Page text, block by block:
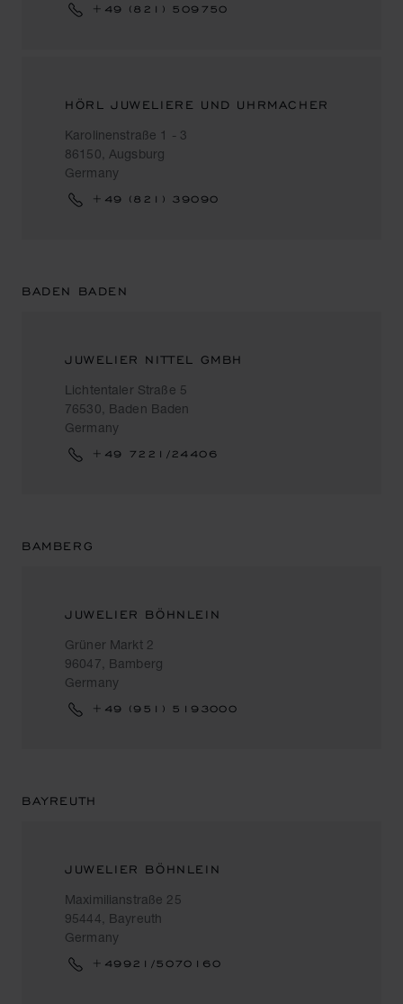
+49 (821) 509750
HÖRL JUWELIERE UND UHRMACHER
Karolinenstraße 1 - 3
86150, Augsburg
Germany
+49 (821) 39090
BADEN BADEN
JUWELIER NITTEL GMBH
Lichtentaler Straße 5
76530, Baden Baden
Germany
+49 7221/24406
BAMBERG
JUWELIER BÖHNLEIN
Grüner Markt 2
96047, Bamberg
Germany
+49 (951) 5193000
BAYREUTH
JUWELIER BÖHNLEIN
Maximilianstraße 25
95444, Bayreuth
Germany
+49921/5070160